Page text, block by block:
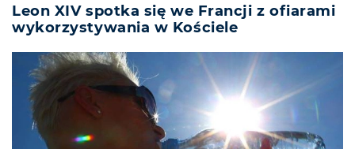
Leon XIV spotka się we Francji z ofiarami
wykorzystywania w Kościele